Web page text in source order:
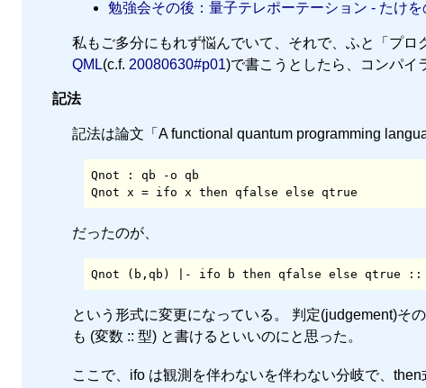
勉強会その後：量子テレポーテーション - たけ
私もご多分にもれず悩んでいて、それで、ふと「プ
QML(c.f. 20080630#p01)で書こうとしたら、コンパイ
記法
記法は論文「A functional quantum programming
Qnot : qb -o qb
Qnot x = ifo x then qfalse else qtrue
だったのが、
Qnot (b,qb) |- ifo b then qfalse else qtrue ::
という形式に変更になっている。 判定(judgement)そ
も (変数 :: 型) と書けるといいのにと思った。
ここで、ifo は観測を伴わないを伴わない分岐で、